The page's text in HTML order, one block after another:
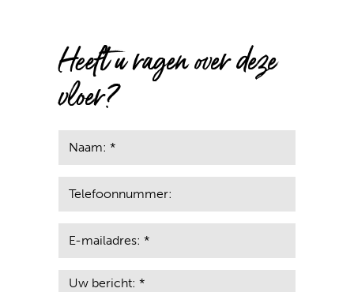
Heeft u ragen over deze
vloer?